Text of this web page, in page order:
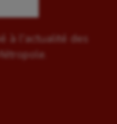
à l'actualité des